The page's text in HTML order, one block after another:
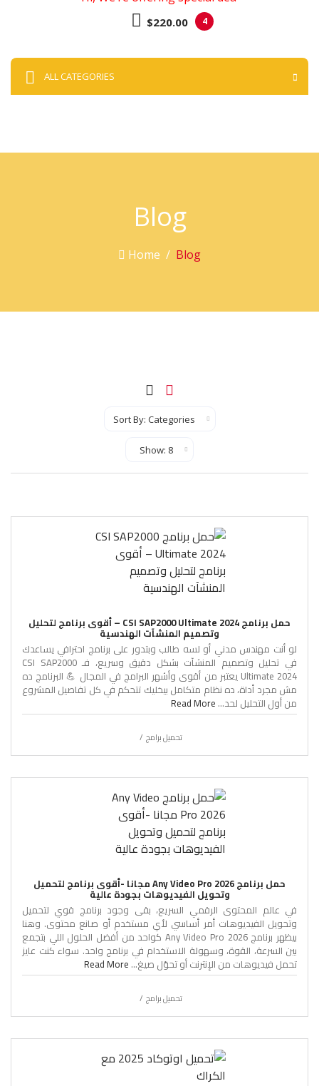
4
$220.00
ALL CATEGORIES
Blog
Home Blog
Sort By
Show Records Per Page
حمل برنامج CSI SAP2000 Ultimate 2024 – أقوى برنامج لتحليل
وتصميم المنشآت الهندسية
لو أنت مهندس مدني أو لسه طالب وبتدور على برنامج احترافي يساعدك
في تحليل وتصميم المنشآت بشكل دقيق وسريع، فـ CSI SAP2000
Ultimate 2024 يعتبر من أقوى وأشهر البرامج في المجال 💪 البرنامج ده
مش مجرد أداة، ده نظام متكامل بيخليك تتحكم في كل تفاصيل المشروع
من أول التحليل لحد... Read More
تحميل برامج
حمل برنامج Any Video Pro 2026 مجانا -أقوى برنامج لتحميل
وتحويل الفيديوهات بجودة عالية
في عالم المحتوى الرقمي السريع، بقى وجود برنامج قوي لتحميل
وتحويل الفيديوهات أمر أساسي لأي مستخدم أو صانع محتوى. وهنا
بيظهر برنامج Any Video Pro 2026 كواحد من أفضل الحلول اللي بتجمع
بين السرعة، القوة، وسهولة الاستخدام في برنامج واحد. سواء كنت عايز
تحمل فيديوهات من الإنترنت أو تحوّل صيغ... Read More
تحميل برامج